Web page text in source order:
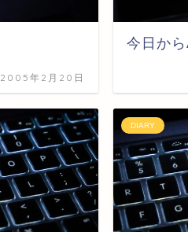
2005年2月20日
今日か
DIARY